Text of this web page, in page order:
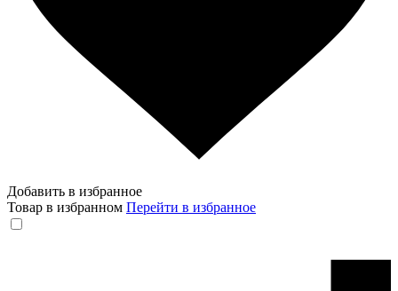
Добавить в избранное
Товар в избранном Перейти в избранное